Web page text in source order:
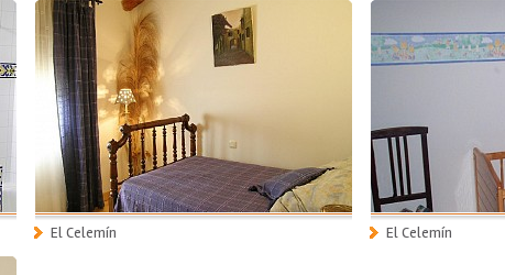
El Celemín El Celemín